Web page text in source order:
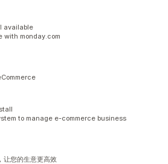
available
with monday.com
to manage e-commerce business
让您的生意更高效